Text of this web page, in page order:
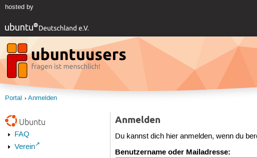
hosted by
Portal Anmelden
Ubuntu
FAQ
Verein
Anmelden
Du kannst dich hier anmelden, wenn du
Benutzername oder Mailadresse: